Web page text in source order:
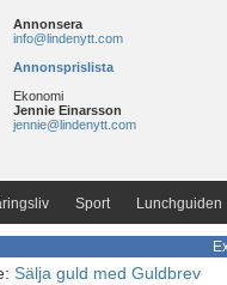
Annonsera
info@lindenytt.com
Annonsprislista
Ekonomi
Jennie Einarsson
jennie@lindenytt.com
Sport Lunchguiden
Sälja guld med Guldbrev